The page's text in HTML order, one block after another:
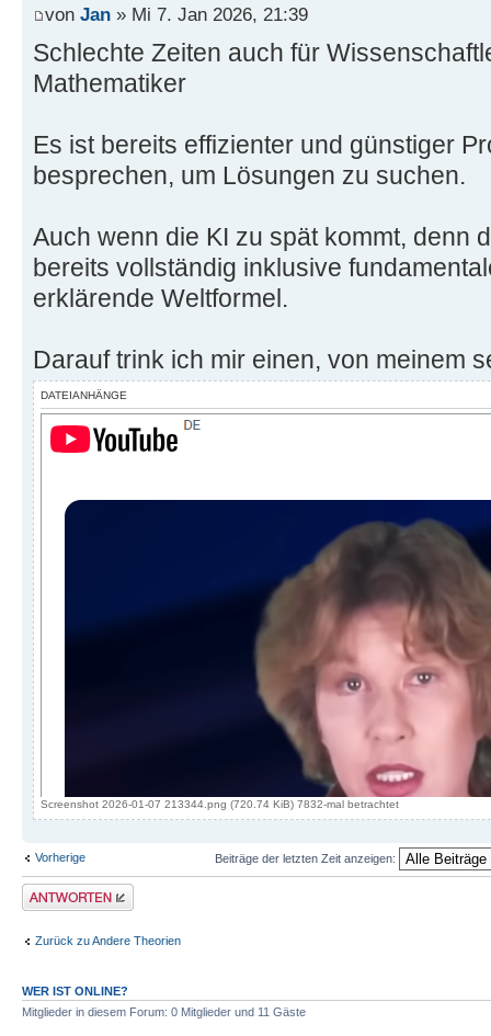
von Jan » Mi 7. Jan 2026, 21:39
Schlechte Zeiten auch für
Mathematiker
Es ist bereits effizienter und günstiger
besprechen, um Lösungen zu suchen.
Auch wenn die KI zu spät kommt, denn
bereits vollständig inklusive
erklärende Weltformel.
Darauf trink ich mir einen, von meinem
DATEIANHÄNGE
Screenshot 2026-01-07 213344.png (720.74 KiB) 7832-mal betrachtet
Vorherige Beiträge der letzten Zeit anzeigen:
Antwort erstellen
Zurück zu Andere Theorien
WER IST ONLINE?
Mitglieder in diesem Forum: 0 Mitglieder und 11 Gäste